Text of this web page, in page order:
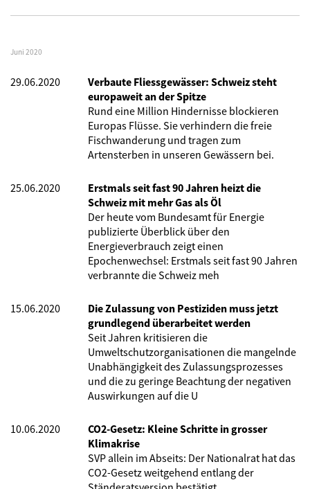
Juni 2020
29.06.2020
Verbaute Fliessgewässer: Schweiz steht
europaweit an der Spitze
Rund eine Million Hindernisse blockieren
Europas Flüsse. Sie verhindern die freie
Fischwanderung und tragen zum
Artensterben in unseren Gewässern bei.
25.06.2020
Erstmals seit fast 90 Jahren heizt die
Schweiz mit mehr Gas als Öl
Der heute vom Bundesamt für Energie
publizierte Überblick über den
Energieverbrauch zeigt einen
Epochenwechsel: Erstmals seit fast 90 Jahren
verbrannte die Schweiz meh
15.06.2020
Die Zulassung von Pestiziden muss jetzt
grundlegend überarbeitet werden
Seit Jahren kritisieren die
Umweltschutzorganisationen die mangelnde
Unabhängigkeit des Zulassungsprozesses
und die zu geringe Beachtung der negativen
Auswirkungen auf die U
10.06.2020
CO2-Gesetz: Kleine Schritte in grosser
Klimakrise
SVP allein im Abseits: Der Nationalrat hat das
CO2-Gesetz weitgehend entlang der